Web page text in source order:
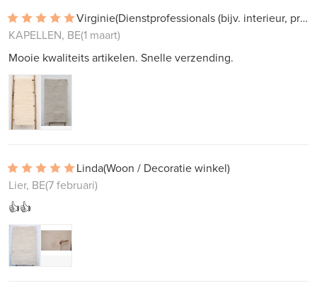
Virginie
(Dienstprofessionals (bijv. interieur, projectwerk))
KAPELLEN, BE(1 maart)
Mooie kwaliteits artikelen. Snelle verzending.
Linda(Woon / Decoratie winkel)
Lier, BE(7 februari)
👍👍